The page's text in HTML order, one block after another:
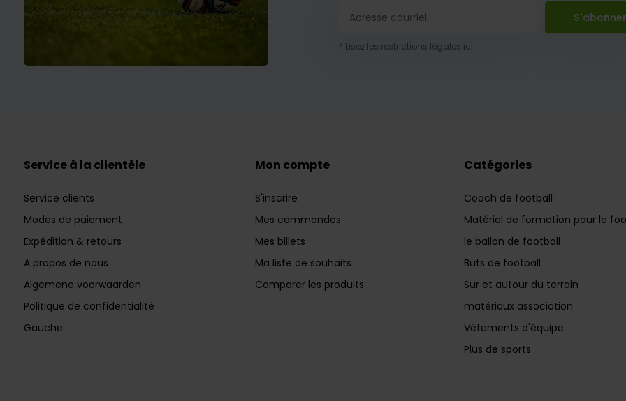
S'abonner
* Lisez les restrictions légales ici
Service à la clientèle
Service clients
Modes de paiement
Expédition & retours
A propos de nous
Algemene voorwaarden
Politique de confidentialité
Gauche
Mon compte
S'inscrire
Mes commandes
Mes billets
Ma liste de souhaits
Comparer les produits
Catégories
Coach de football
Matériel de formation pour le
le ballon de football
Buts de football
Sur et autour du terrain
matériaux association
Vêtements d'équipe
Plus de sports